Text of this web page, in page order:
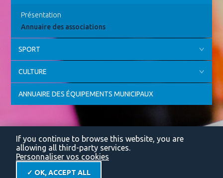
Présentation
Annuaire des associations
SPORT
CULTURE
ANNUAIRE DES ÉQUIPEMENTS MUNICIPAUX
If you continue to browse this website, you are
allowing all third-party services.
Personnaliser vos cookies
✓ OK, ACCEPT ALL